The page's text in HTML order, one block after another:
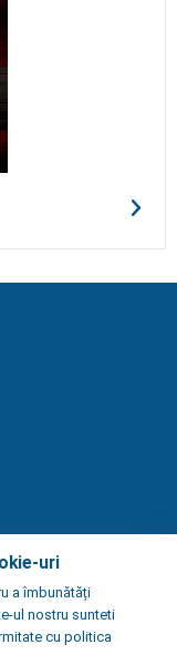
uri
a îmbunătăți
ul nostru sunteti
cu politica